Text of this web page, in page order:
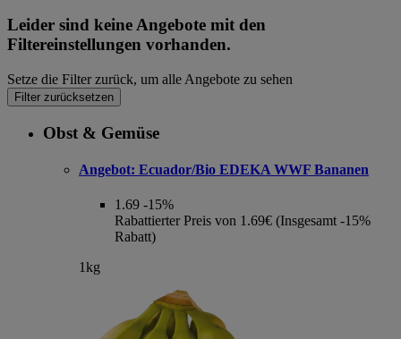
Leider sind keine Angebote mit den
Filtereinstellungen vorhanden.
Setze die Filter zurück, um alle Angebote zu sehen
Filter zurücksetzen
Obst & Gemüse
Angebot: Ecuador/Bio EDEKA WWF Bananen
1.69 -15%
Rabattierter Preis von 1.69€ (Insgesamt -15%
Rabatt)
1kg